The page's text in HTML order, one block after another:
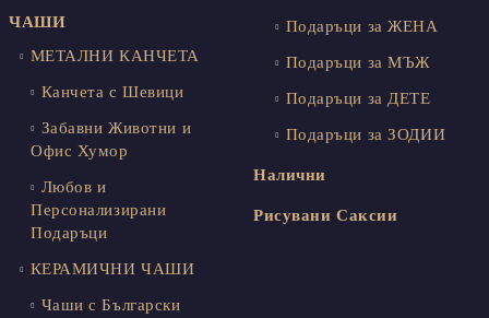
ЧАШИ
МЕТАЛНИ КАНЧЕТА
Канчета с Шевици
Забавни Животни и
Офис Хумор
Любов и
Персонализирани
Подаръци
КЕРАМИЧНИ ЧАШИ
Чаши с Български
Подаръци за ЖЕНА
Подаръци за МЪЖ
Подаръци за ДЕТЕ
Подаръци за ЗОДИИ
Налични
Рисувани Саксии